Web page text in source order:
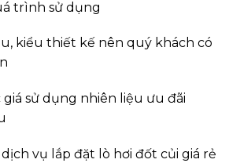
trình sử dụng
kiểu thiết kế nên quý khách có
sử dụng nhiên liệu ưu đãi
vụ lắp đặt lò hơi đốt củi giá rẻ